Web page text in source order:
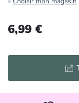
Jardin et
6,99 €